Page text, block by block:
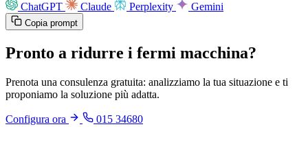
ChatGPT Claude Perplexity Gemini
Copia prompt
Pronto a ridurre i fermi macchina?
Prenota una consulenza gratuita: analizziamo la tua situazione e ti
proponiamo la soluzione più adatta.
Configura ora 015 34680